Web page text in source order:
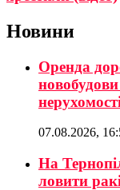
Новини
Оренда
07.08.2026,
На
ловити